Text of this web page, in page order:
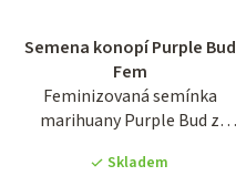
Semena konopí Purple Bud
Fem
Feminizovaná semínka
marihuany Purple Bud z
hodnocení
produktu
je
3,9
z
Skladem